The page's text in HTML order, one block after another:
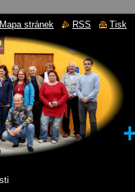
Mapa stránek RSS Tisk